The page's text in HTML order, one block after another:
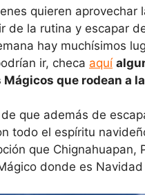
quieren aprovechar
de la rutina y escapar
hay muchísimos
ir, checa aquí
Mágicos que rodean a
de que además de
todo el espíritu
que Chignahuapan,
donde es